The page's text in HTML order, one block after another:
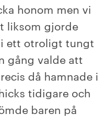
honom men vi
liksom gjorde
i ett otroligt tungt
gång valde att
då hamnade i
tidigare och
baren på